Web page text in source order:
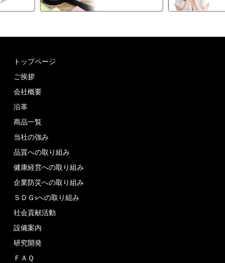
トップページ
ご挨拶
会社概要
沿革
商品一覧
当社の強み
品質への取り組み
健康経営への取り組み
企業防災への取り組み
ＳＤＧsへの取り組み
社会貢献活動
設備案内
研究開発
ＦＡＱ